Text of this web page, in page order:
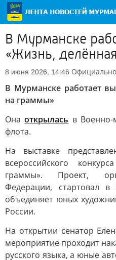
В Мурманске
«Жизнь,
8 июня 2026, 14:46 Официально
В Мурманске работает
на граммы»
Онаоткрылась в Военно-
флота.
На выставке
всероссийского
граммы». Проект,
Федерации, стартовал
объединяет юных
России.
На открытии сенатор
мероприятие проходит
русского языка, а юные